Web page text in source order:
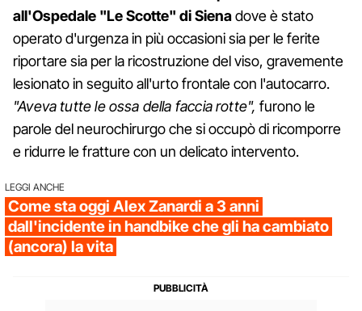
all'Ospedale "Le Scotte" di Sienadove è stato
operato d'urgenza in più occasioni sia per le ferite
riportare sia per la ricostruzione del viso, gravemente
lesionato in seguito all'urto frontale con l'autocarro.
"Aveva tutte le ossa della faccia rotte", furono le
parole del neurochirurgo che si occupò di ricomporre
e ridurre le fratture con un delicato intervento.
LEGGI ANCHE
Come sta oggi Alex Zanardi a 3 anni
dall'incidente in handbike che gli ha cambiato
(ancora) la vita